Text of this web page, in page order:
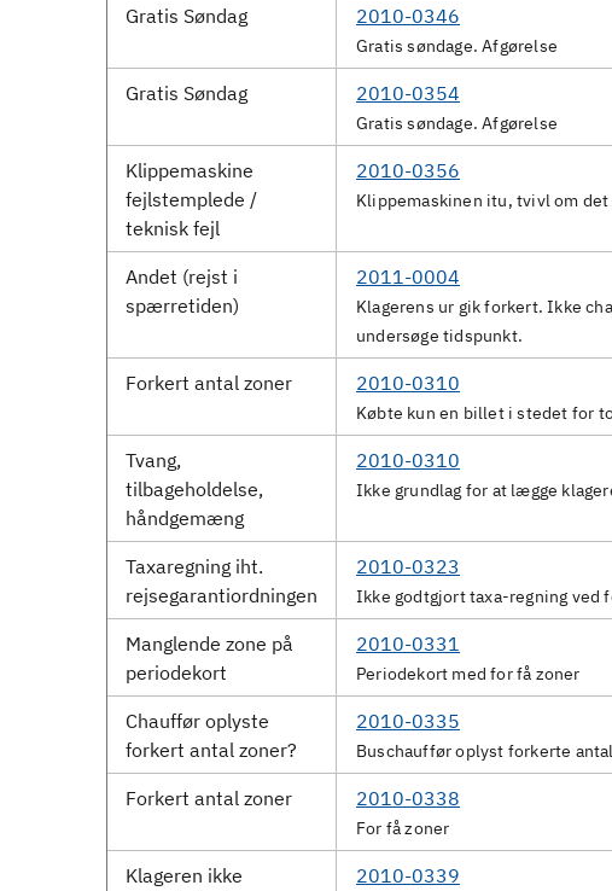
Gratis Søndag 2010-0346
Gratis søndage. Afgørelse
Gratis Søndag
2010-0354
Gratis søndage. Afgørelse
Klippemaskine
fejlstemplede /
teknisk fejl
2010-0356
Klippemaskinen itu, tvivl om
Andet (rejst i
spærretiden)
2011-0004
Klagerens ur gik forkert. Ikke
undersøge tidspunkt.
Forkert antal zoner 2010-0310
Købte kun en billet i stedet for
Tvang,
tilbageholdelse,
håndgemæng
2010-0310
Ikke grundlag for at lægge
Taxaregning iht.
rejsegarantiordningen
2010-0323
Ikke godtgjort taxa-regning ved
Manglende zone på
periodekort
2010-0331
Periodekort med for få zoner
Chauffør oplyste
forkert antal zoner?
2010-0335
Buschauffør oplyst forkerte
Forkert antal zoner 2010-0338
For få zoner
Klageren ikke
2010-0339